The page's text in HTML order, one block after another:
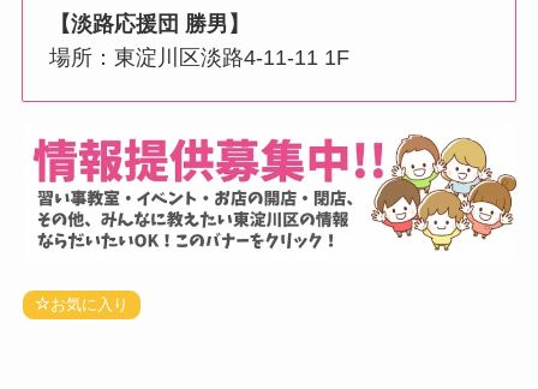
【淡路応援団 勝男 】
場所：東淀川区淡路4-11-11 1F
お気に入り